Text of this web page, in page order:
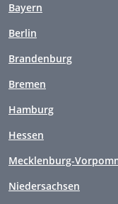
Bayern
Berlin
Brandenburg
Bremen
Hamburg
Hessen
Mecklenburg-
Niedersachsen